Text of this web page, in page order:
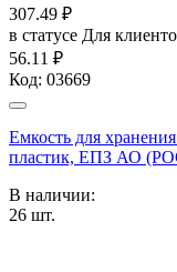
307.49 ₽
в статусе Для
56.11 ₽
Код: 03669
Емкость для
пластик, ЕПЗ АО
В наличии:
26 шт.